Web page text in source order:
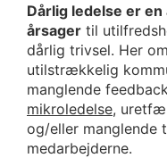
Dårlig ledelse er
årsager til
dårlig trivsel. Her
utilstrækkelig
manglende
mikroledelse,
og/eller manglende
medarbejderne.